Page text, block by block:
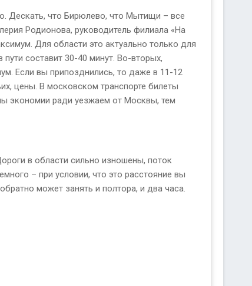
Дескать, что Бирюлево, что Мытищи – все
Родионова, руководитель филиала «На
Для области это актуально только для
составит 30-40 минут. Во-вторых,
Если вы припозднились, то даже в 11-12
цены. В московском транспорте билеты
экономии ради уезжаем от Москвы, тем
в области сильно изношены, поток
– при условии, что это расстояние вы
может занять и полтора, и два часа.